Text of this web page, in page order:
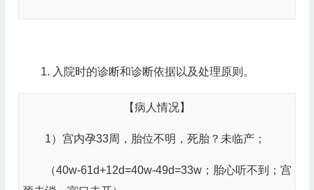
1. 入院时的诊断和诊断依据以及处理原则。
【病人情况】
1）宫内孕33周，胎位不明，死胎？未临产；
（40w-61d+12d=40w-49d=33w；胎心听不到；宫